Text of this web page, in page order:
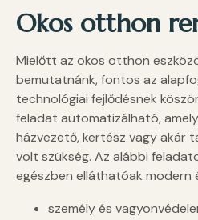
Okos otthon
Mielőtt az okos otthon
bemutatnánk, fontos az
technológiai fejlődésnek
feladat automatizálható,
házvezető, kertész vagy akár
volt szükség. Az alábbi
egészben elláthatóak modern
személy és